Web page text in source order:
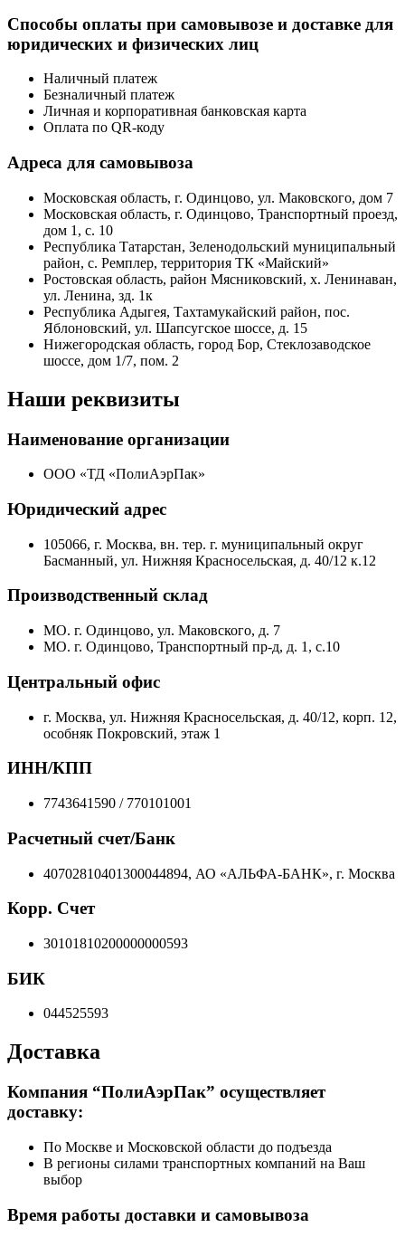
Способы оплаты при самовывозе и доставке для
юридических и физических лиц
Наличный платеж
Безналичный платеж
Личная и корпоративная банковская карта
Оплата по QR-коду
Адреса для самовывоза
Московская область, г. Одинцово, ул. Маковского, дом 7
Московская область, г. Одинцово, Транспортный проезд,
дом 1, с. 10
Республика Татарстан, Зеленодольский муниципальный
район, с. Ремплер, территория ТК «Майский»
Ростовская область, район Мясниковский, х. Ленинаван,
ул. Ленина, зд. 1к
Республика Адыгея, Тахтамукайский район, пос.
Яблоновский, ул. Шапсугское шоссе, д. 15
Нижегородская область, город Бор, Стеклозаводское
шоссе, дом 1/7, пом. 2
Наши реквизиты
Наименование организации
ООО «ТД «ПолиАэрПак»
Юридический адрес
105066, г. Москва, вн. тер. г. муниципальный округ
Басманный, ул. Нижняя Красносельская, д. 40/12 к.12
Производственный склад
МО. г. Одинцово, ул. Маковского, д. 7
МО. г. Одинцово, Транспортный пр-д, д. 1, с.10
Центральный офис
г. Москва, ул. Нижняя Красносельская, д. 40/12, корп. 12,
особняк Покровский, этаж 1
ИНН/КПП
7743641590 / 770101001
Расчетный счет/Банк
40702810401300044894, АО «АЛЬФА-БАНК», г. Москва
Корр. Счет
30101810200000000593
БИК
044525593
Доставка
Компания “ПолиАэрПак” осуществляет
доставку:
По Москве и Московской области до подъезда
В регионы силами транспортных компаний на Ваш
выбор
Время работы доставки и самовывоза